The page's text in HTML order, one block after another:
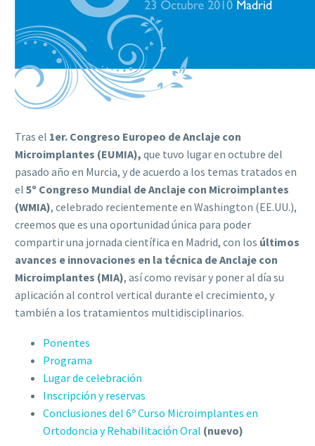
Tras el 1er. Congreso Europeo de Anclaje con
Microimplantes (EUMIA), que tuvo lugar en octubre del
pasado año en Murcia, y de acuerdo a los temas tratados en
el 5º Congreso Mundial de Anclaje con Microimplantes
(WMIA), celebrado recientemente en Washington (EE.UU.),
creemos que es una oportunidad única para poder
compartir una jornada científica en Madrid, con los últimos
avances e innovaciones en la técnica de Anclaje con
Microimplantes (MIA), así como revisar y poner al día su
aplicación al control vertical durante el crecimiento, y
también a los tratamientos multidisciplinarios.
Ponentes
Programa
Lugar de celebración
Inscripción y reservas
Conclusiones del 6º Curso Microimplantes en
Ortodoncia y Rehabilitación Oral (nuevo)